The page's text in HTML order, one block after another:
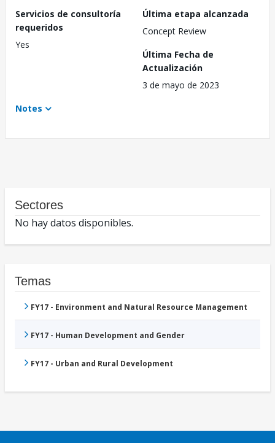
Servicios de consultoría
requeridos
Yes
Última etapa alcanzada
Concept Review
Última Fecha de
Actualización
3 de mayo de 2023
Notes
Sectores
No hay datos disponibles.
Temas
FY17 - Environment and Natural Resource Management
FY17 - Human Development and Gender
FY17 - Urban and Rural Development